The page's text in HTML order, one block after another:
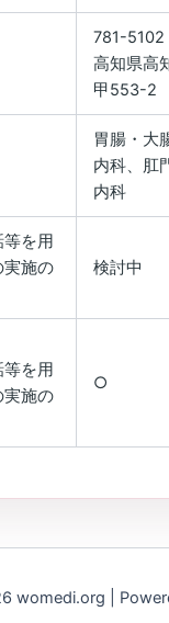
781-5102
高知県高
甲553-2
胃腸・大
内科、肛
内科
を用
実施の
検討中
を用
実施の
○
womedi.org |